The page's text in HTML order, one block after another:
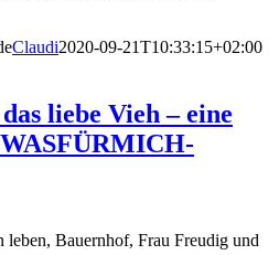
Claudi2020-09-21T10:33:15+02:00
liebe Vieh – eine